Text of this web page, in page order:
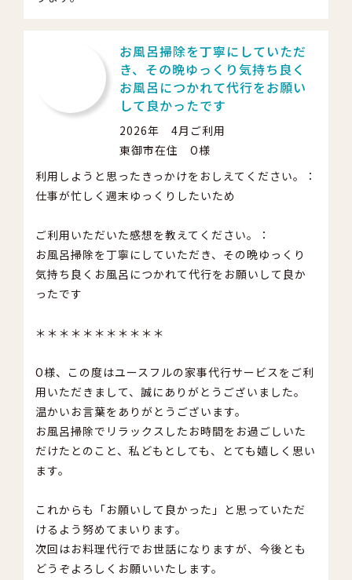
お風呂掃除を丁寧にしていただ
き、その晩ゆっくり気持ち良く
お風呂につかれて代行をお願い
して良かったです
2026年 4月ご利用
東御市在住 O様
利用しようと思ったきっかけをおしえてください。：
仕事が忙しく週末ゆっくりしたいため
ご利用いただいた感想を教えてください。：
お風呂掃除を丁寧にしていただき、その晩ゆっくり
気持ち良くお風呂につかれて代行をお願いして良か
ったです
＊＊＊＊＊＊＊＊＊＊＊
O様、この度はユースフルの家事代行サービスをご利
用いただきまして、誠にありがとうございました。
温かいお言葉をありがとうございます。
お風呂掃除でリラックスしたお時間をお過ごしいた
だけたとのこと、私どもとしても、とても嬉しく思い
ます。
これからも「お願いして良かった」と思っていただ
けるよう努めてまいります。
次回はお料理代行でお世話になりますが、今後とも
どうぞよろしくお願いいたします。